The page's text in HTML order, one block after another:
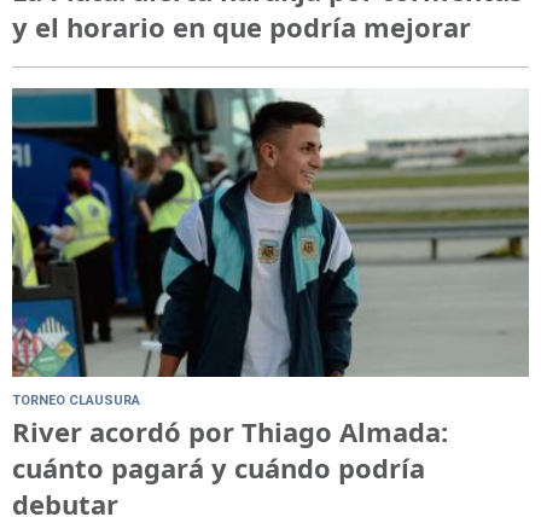
y el horario en que podría mejorar
TORNEO CLAUSURA
River acordó por Thiago Almada:
cuánto pagará y cuándo podría
debutar